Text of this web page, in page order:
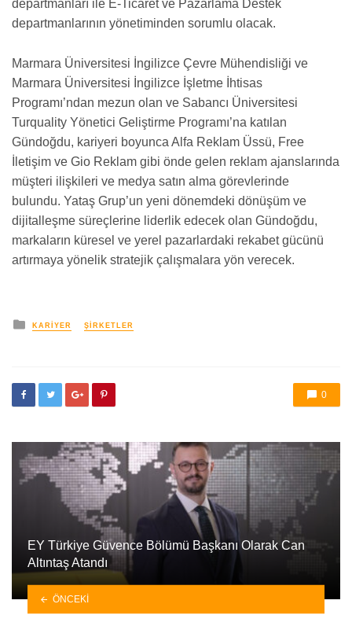
departmanları ile E-Ticaret ve Pazarlama Destek
departmanlarının yönetiminden sorumlu olacak.
Marmara Üniversitesi İngilizce Çevre Mühendisliği ve
Marmara Üniversitesi İngilizce İşletme İhtisas
Programı’ndan mezun olan ve Sabancı Üniversitesi
Turquality Yönetici Geliştirme Programı’na katılan
Gündoğdu, kariyeri boyunca Alfa Reklam Üssü, Free
İletişim ve Gio Reklam gibi önde gelen reklam ajanslarında
müşteri ilişkileri ve medya satın alma görevlerinde
bulundu. Yataş Grup’un yeni dönemdeki dönüşüm ve
dijitalleşme süreçlerine liderlik edecek olan Gündoğdu,
markaların küresel ve yerel pazarlardaki rekabet gücünü
artırmaya yönelik stratejik çalışmalara yön verecek.
yayınlanan
KARIYER ŞIRKETLER
0
EY Türkiye Güvence Bölümü Başkanı Olarak Can
Altıntaş Atandı
ÖNCEKI